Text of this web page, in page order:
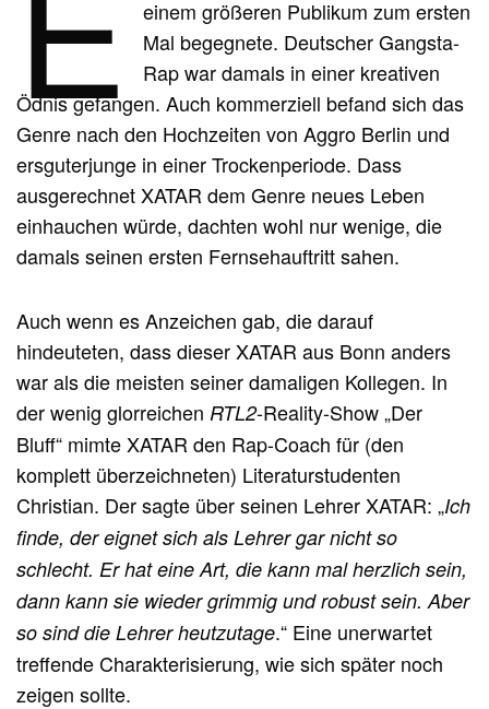
einem größeren Publikum zum ersten
Mal begegnete. Deutscher Gangsta-
Rap war damals in einer kreativen
Ödnis gefangen. Auch kommerziell befand sich das
Genre nach den Hochzeiten von Aggro Berlin und
ersguterjunge in einer Trockenperiode. Dass
ausgerechnet XATAR dem Genre neues Leben
einhauchen würde, dachten wohl nur wenige, die
damals seinen ersten Fernsehauftritt sahen.
Auch wenn es Anzeichen gab, die darauf
hindeuteten, dass dieser XATAR aus Bonn anders
war als die meisten seiner damaligen Kollegen. In
der wenig glorreichen RTL2-Reality-Show „Der
Bluff“ mimte XATAR den Rap-Coach für (den
komplett überzeichneten) Literaturstudenten
Christian. Der sagte über seinen Lehrer XATAR: „Ich
finde, der eignet sich als Lehrer gar nicht so
schlecht. Er hat eine Art, die kann mal herzlich sein,
dann kann sie wieder grimmig und robust sein. Aber
so sind die Lehrer heutzutage.“ Eine unerwartet
treffende Charakterisierung, wie sich später noch
zeigen sollte.